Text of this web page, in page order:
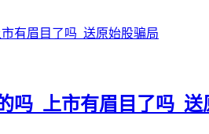
吗_上市有眉目了吗_送